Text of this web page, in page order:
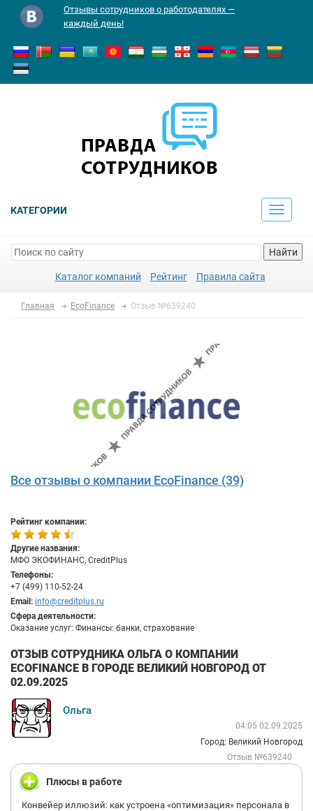
Отзывы сотрудников о работодателях —
каждый день!
КАТЕГОРИИ
Toggle
Найти
Каталог компаний Рейтинг Правила сайта
Главная EcoFinance Отзыв №639240
Все отзывы о компании EcoFinance (39)
Рейтинг компании:
Другие названия:
МФО ЭКОФИНАНС, CreditPlus
Телефоны:
+7 (499) 110-52-24
Email: info@creditplus.ru
Сфера деятельности:
Оказание услуг: Финансы: банки, страхование
ОТЗЫВ СОТРУДНИКА ОЛЬГА О КОМПАНИИ
ECOFINANCE В ГОРОДЕ ВЕЛИКИЙ НОВГОРОД ОТ
02.09.2025
Ольга
04:05 02.09.2025
Город: Великий Новгород
Отзыв №639240
Плюсы в работе
Конвейер иллюзий: как устроена «оптимизация» персонала в